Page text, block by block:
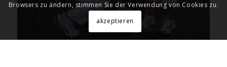
Browsers zu ändern, stimmen Sie der Verwendung von Cookies zu.
akzeptieren